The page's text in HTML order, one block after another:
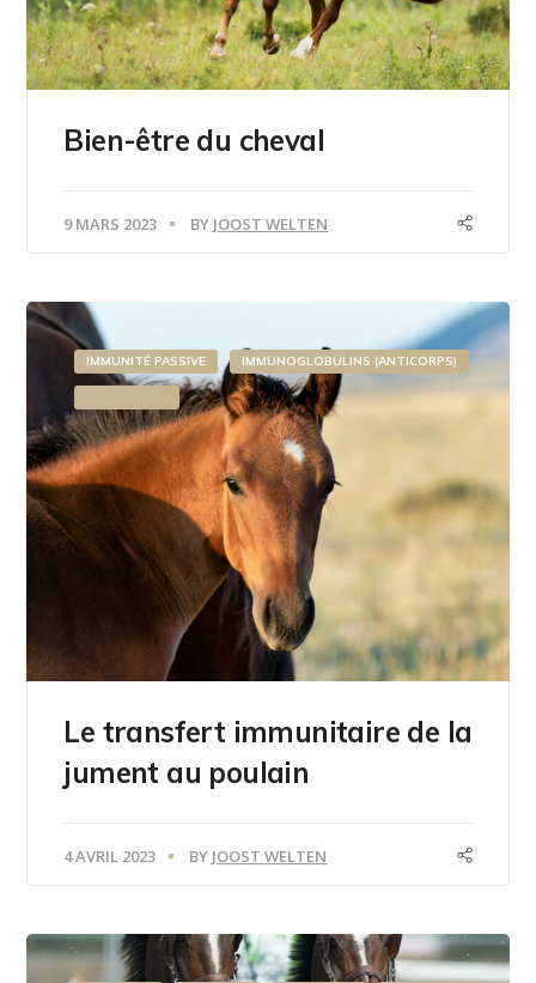
Bien-être du cheval
9 MARS 2023 BY JOOST WELTEN
IMMUNITÉ PASSIVE IMMUNOGLOBULINS (ANTICORPS)
Le transfert immunitaire de la
jument au poulain
4 AVRIL 2023 BY JOOST WELTEN